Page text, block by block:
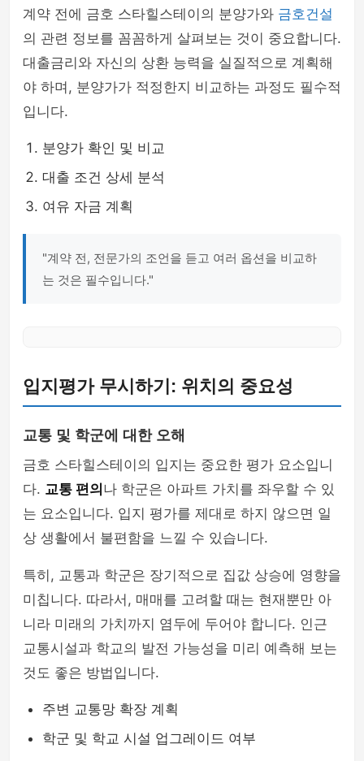
계약 전에 금호 스타힐스테이의 분양가와 금호건설
의 관련 정보를 꼼꼼하게 살펴보는 것이 중요합니다.
대출금리와 자신의 상환 능력을 실질적으로 계획해
야 하며, 분양가가 적정한지 비교하는 과정도 필수적
입니다.
분양가 확인 및 비교
대출 조건 상세 분석
여유 자금 계획
"계약 전, 전문가의 조언을 듣고 여러 옵션을 비교하
는 것은 필수입니다."
입지평가 무시하기: 위치의 중요성
교통 및 학군에 대한 오해
금호 스타힐스테이의 입지는 중요한 평가 요소입니
다. 교통 편의 나 학군은 아파트 가치를 좌우할 수 있
는 요소입니다. 입지 평가를 제대로 하지 않으면 일
상 생활에서 불편함을 느낄 수 있습니다.
특히, 교통과 학군은 장기적으로 집값 상승에 영향을
미칩니다. 따라서, 매매를 고려할 때는 현재뿐만 아
니라 미래의 가치까지 염두에 두어야 합니다. 인근
교통시설과 학교의 발전 가능성을 미리 예측해 보는
것도 좋은 방법입니다.
주변 교통망 확장 계획
학군 및 학교 시설 업그레이드 여부